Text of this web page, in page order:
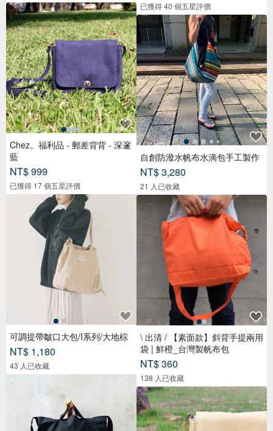
Chez。福利品 - 郵差背背 - 深邃
藍
NT$ 999
已獲得 17 個五星評價
可調提帶皺口大包/I系列/大地棕
NT$ 1,180
43 人已收藏
已獲得 40 個五星評價
自創防潑水帆布水滴包手工製作
NT$ 3,280
21 人已收藏
\ 出清 / 【素面款】斜背手提兩用
袋 | 鮮橙_台灣製帆布包
NT$ 360
138 人已收藏